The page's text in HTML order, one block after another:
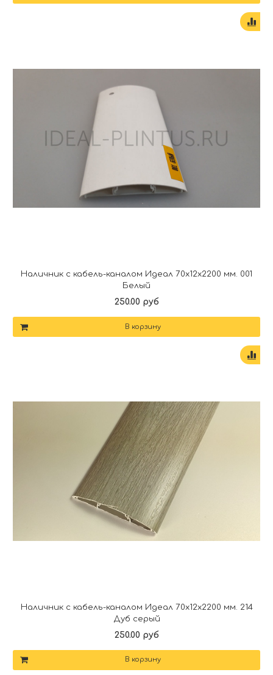
Наличник с кабель-каналом Идеал 70х12х2200 мм. 001
Белый
250.00 руб
В корзину
Наличник с кабель-каналом Идеал 70х12х2200 мм. 214
Дуб серый
250.00 руб
В корзину